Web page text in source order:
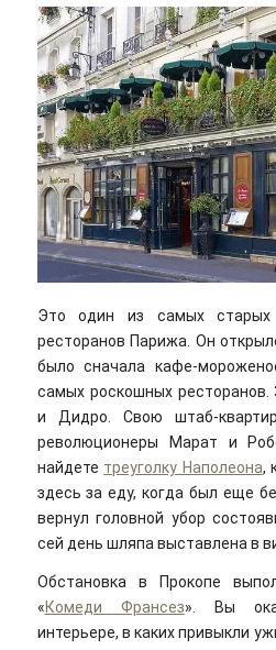
Это один из самых
ресторанов Парижа. Он
было сначала кафе-
самых роскошных ресторанов.
и Дидро. Свою штаб-
революционеры Марат и
найдете треуголку Наполеона,
здесь за еду, когда был еще
вернул головной убор
сей день шляпа выставлена в
Обстановка в Прокопе
«Комеди Франсез». Вы
интерьере, в каких привыкли